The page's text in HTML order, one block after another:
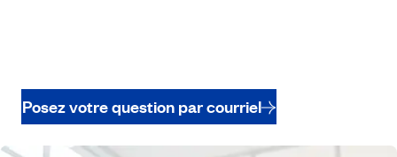
Posez votre question par courriel